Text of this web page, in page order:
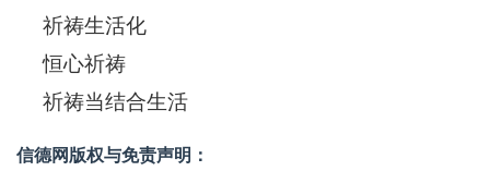
祈祷生活化
恒心祈祷
祈祷当结合生活
信德网版权与免责声明：